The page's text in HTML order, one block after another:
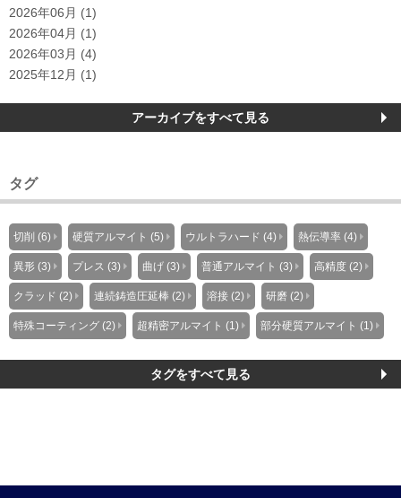
2026年06月 (1)
2026年04月 (1)
2026年03月 (4)
2025年12月 (1)
アーカイブをすべて見る
タグ
切削 (6) 硬質アルマイト (5) ウルトラハード (4) 熱伝導率 (4)
異形 (3) プレス (3) 曲げ (3) 普通アルマイト (3) 高精度 (2)
クラッド (2) 連続鋳造圧延棒 (2) 溶接 (2) 研磨 (2)
特殊コーティング (2) 超精密アルマイト (1) 部分硬質アルマイト (1)
タグをすべて見る